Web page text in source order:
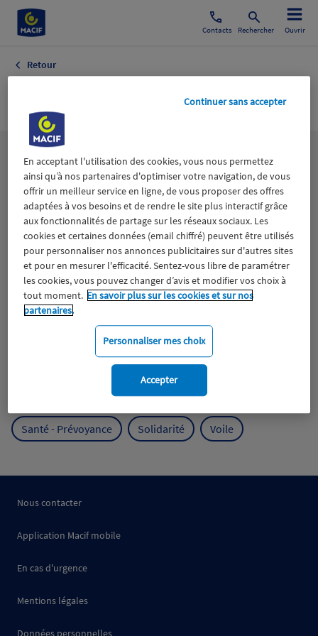
Contacts Rechercher Ouvrir
Retour
Lesthématiques
Aidants Catastrophes naturelles Climat
ESS
Expérience clients Fondation Macif Jeunesse
Mobilité
Protection de l'environnement
Protection des océans Prévention
Santé - Prévoyance Solidarité Voile
Nous contacter
Application Macif mobile
En cas d'urgence
Mentions légales
Données personnelles
En acceptant l'utilisation des cookies, vous nous permettez
ainsi qu’à nos partenaires d'optimiser votre navigation, de vous
offrir un meilleur service en ligne, de vous proposer des offres
adaptées à vos besoins et de rendre le site plus interactif grâce
aux fonctionnalités de partage sur les réseaux sociaux. Les
cookies et certaines données (email chiffré) peuvent être utilisés
pour personnaliser nos annonces publicitaires sur d'autres sites
et pour en mesurer l'efficacité. Sentez-vous libre de paramétrer
les cookies, vous pouvez changer d’avis et modifier vos choix à
tout moment. En savoir plus sur les cookies et sur nos
partenaires.
Personnaliser mes choix
Continuer sans accepter
Accepter